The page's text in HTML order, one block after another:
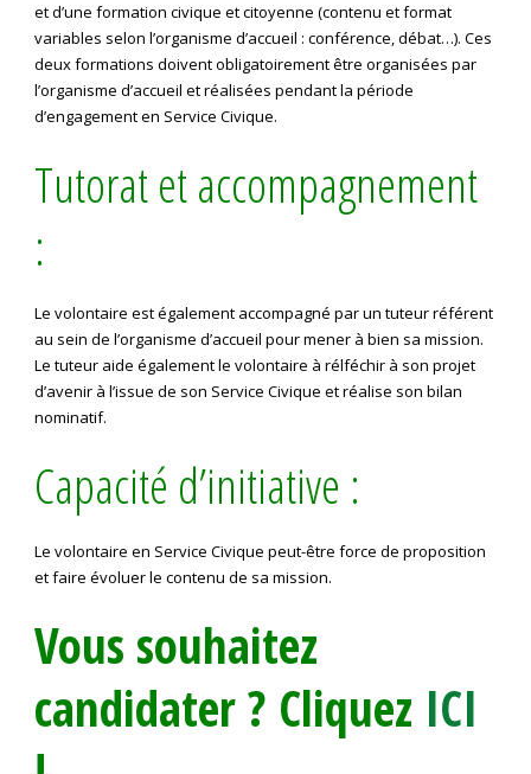
et d’une formation civique et citoyenne (contenu et format
variables selon l’organisme d’accueil : conférence, débat…). Ces
deux formations doivent obligatoirement être organisées par
l’organisme d’accueil et réalisées pendant la période
d’engagement en Service Civique.
Tutorat et accompagnement
:
Le volontaire est également accompagné par un tuteur référent
au sein de l’organisme d’accueil pour mener à bien sa mission.
Le tuteur aide également le volontaire à rélféchir à son projet
d’avenir à l’issue de son Service Civique et réalise son bilan
nominatif.
Capacité d’initiative :
Le volontaire en Service Civique peut-être force de proposition
et faire évoluer le contenu de sa mission.
Vous souhaitez
candidater ? Cliquez ICI